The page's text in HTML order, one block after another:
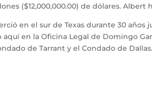
($12,000,000.00) de dólares.
en el sur de Texas durante 30 años
aquí en la Oficina Legal de Domingo
de Tarrant y el Condado de Dallas.